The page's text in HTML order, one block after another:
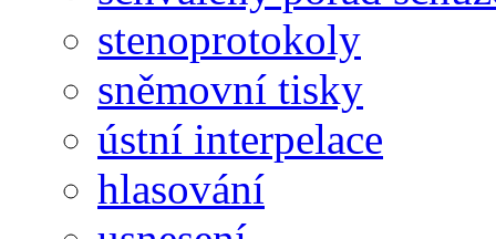
stenoprotokoly
sněmovní tisky
ústní interpelace
hlasování